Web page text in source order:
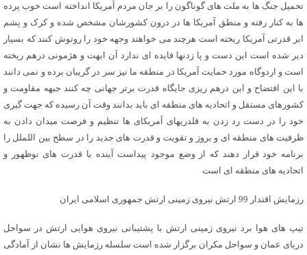
تحمیل جنگ ها به ملت های گوناگون را بر جان مردم آمریکا انداخته است خوب پرده
ها به کنار رفته و منطق آمریکا ها در درون کشورشان مشخص شده و کرک و پشم
ابر قدرتی آمریکا ریخته است هرچند می خواهند وجهه خود را روتوش کنند که بسیار
دیر شده است این دست و پا زدنها فایده ای ندارد آن ابهت و هژمونی درهم ریخته
است و اردوگاه مورد حمایت آمریکا در منطقه ما نیز سر در گریبان برده و نمی دانند
با این افتضاح و این درهم ریزی جایگاه قدرت برتر جهانی چه کنند جبهه مقاومت و
کشورهای مستقل و اتحادیه های منطقه ای باید بدانند وقت آن رسیده که جهت گیری
خود را در دست رد زدن به قلدریهای آمریکای ها تنظیم و فرصت میدان دادن به
ظرفیت های منطقه ای و بروز و تقویت و قدرت های جدید را در سطح بین اللملل را
برنامه خود قرار دهند که از وضع موجود پیداست آینده با قدرت های نوظهور و
اتحادیه های منطقه ای است
رزمایش اقتدار 99 ارتش نیروی زمینی ارتش جمهوری اسلامی ایران
تیپ های هوا برد نیروی زمینی ارتش با پشتیبانی نیروی هوایی ارتش در سواحل
دریای عمان و سواحل مکران برگزار شده است سلسله رزمایش ها نشان از آمادگی